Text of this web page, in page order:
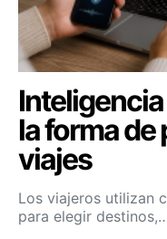
la forma
viajes
Los viajeros utilizan
para elegir